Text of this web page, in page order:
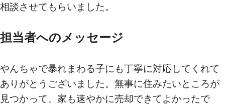
相談させてもらいました。
担当者へのメッセージ
やんちゃで暴れまわる子にも丁寧に対応してくれて
ありがとうございました。無事に住みたいところが
見つかって、家も速やかに売却できてよかったで
買いたい
新着物件から探す
エリアから探す